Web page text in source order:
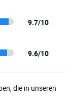
9.7/10
9.6/10
die in unseren